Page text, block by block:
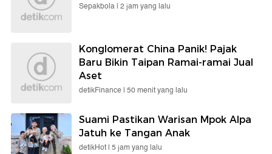
Sepakbola | 2 jam yang lalu
Konglomerat China Panik! Pajak
Baru Bikin Taipan Ramai-ramai Jual
Aset
detikFinance | 50 menit yang lalu
Suami Pastikan Warisan Mpok Alpa
Jatuh ke Tangan Anak
detikHot | 5 jam yang lalu